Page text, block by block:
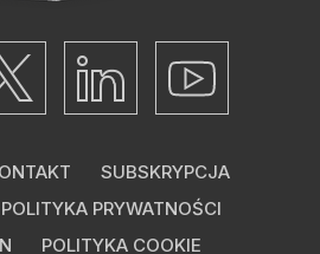
SUBSKRYPCJA
POLITYKA PRYWATNOŚCI
POLITYKA COOKIE